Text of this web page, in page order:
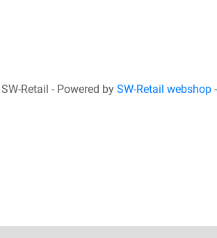
Retail - Powered by SW-Retail webshop-